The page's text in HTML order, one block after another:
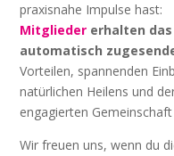
praxisnahe Impulse hast:
Mitglieder erhalten
automatisch
Vorteilen, spannenden
natürlichen Heilens und
engagierten Gemeinschaft
Wir freuen uns, wenn du